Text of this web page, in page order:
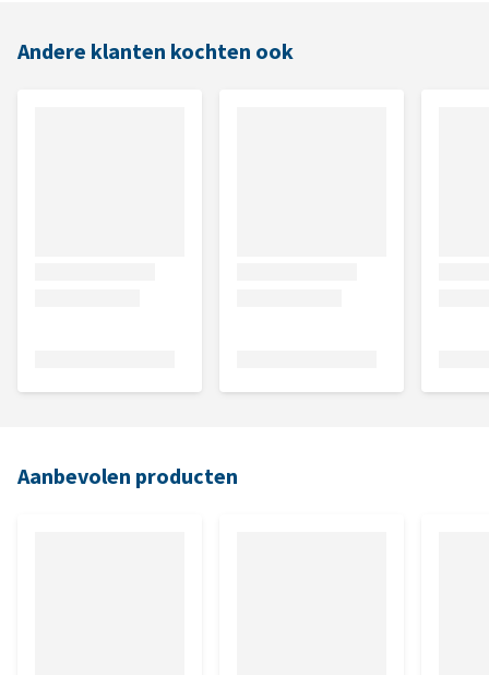
Andere klanten kochten ook
Aanbevolen producten